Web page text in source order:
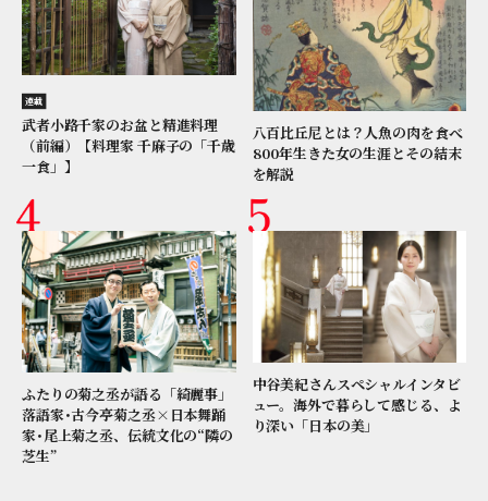
連載
武者小路千家のお盆と精進料理
（前編）【料理家 千麻子の「千歳
一食」】
八百比丘尼とは？人魚の肉を食べ
800年生きた女の生涯とその結末
を解説
ふたりの菊之丞が語る「綺麗事」
落語家･古今亭菊之丞×日本舞踊
家･尾上菊之丞、伝統文化の“隣の
芝生”
中谷美紀さんスペシャルインタビ
ュー。海外で暮らして感じる、よ
り深い「日本の美」